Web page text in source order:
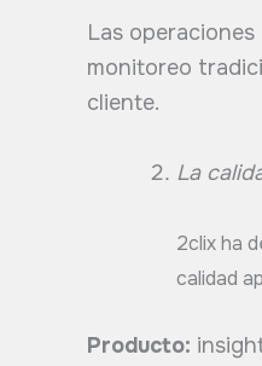
Las
monitoreo
cliente.
La
2clix ha
calidad
Producto: